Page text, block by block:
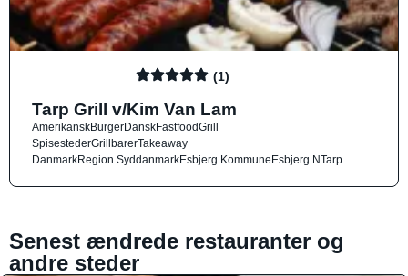
(1)
Tarp Grill v/Kim Van Lam
AmerikanskBurgerDanskFastfoodGrill
SpisestederGrillbarerTakeaway
DanmarkRegion SyddanmarkEsbjerg KommuneEsbjerg NTarp
Senest ændrede restauranter og
andre steder